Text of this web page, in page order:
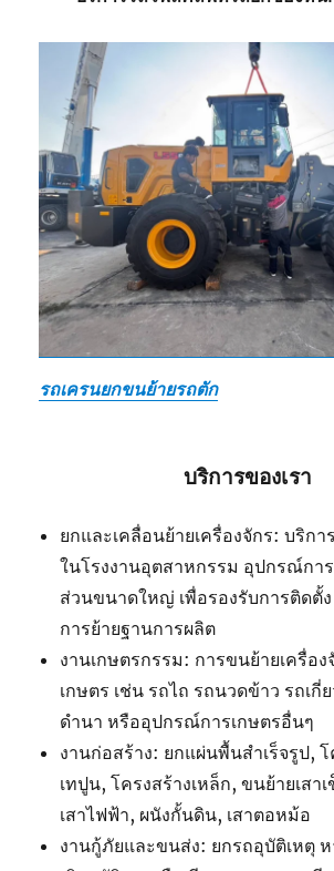
รถเครนยกขนย้ายรถตัก
บริการของเรา
ยกและเคลื่อนย้ายเครื่องจักร: บริกา
ในโรงงานอุตสาหกรรม อุปกรณ์กา
ส่วนขนาดใหญ่ เพื่อรองรับการติดตั้
การย้ายฐานการผลิต
งานเกษตรกรรม: การขนย้ายเครื่อ
เกษตร เช่น รถไถ รถนวดข้าว รถเกี่
ดำนา หรืออุปกรณ์การเกษตรอื่นๆ
งานก่อสร้าง: ยกแผ่นพื้นสำเร็จรูป,
เทปูน, โครงสร้างเหล็ก, ขนย้ายเสา
เสาไฟฟ้า, ผนังกั้นดิน, เสาตอหม้อ
งานกู้ภัยและขนส่ง: ยกรถอุบัติเหตุ